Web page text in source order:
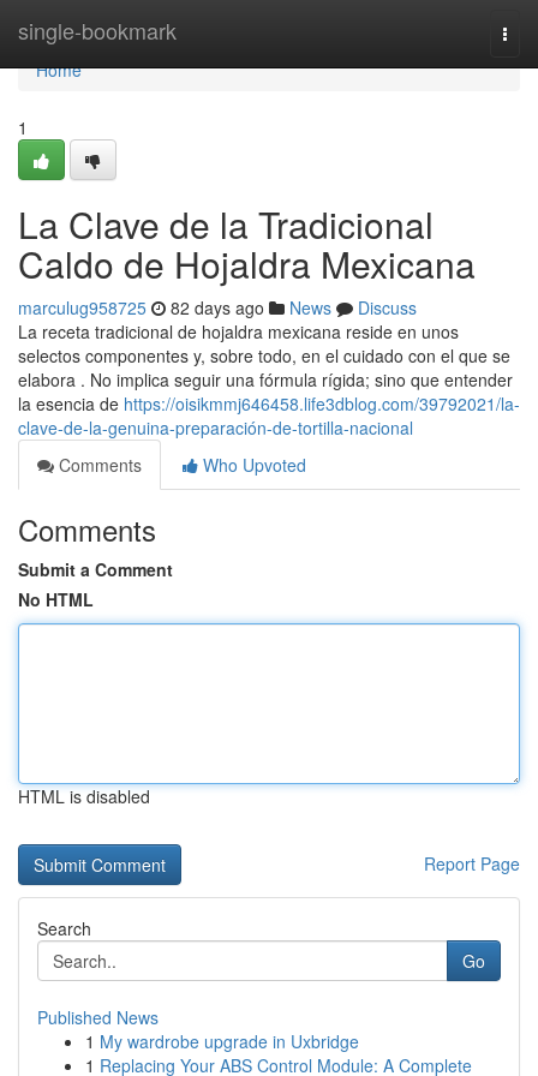
single-bookmark
Home
Home
1
La Clave de la Tradicional
Caldo de Hojaldra Mexicana
marculug958725 82 days ago News
Discuss
La receta tradicional de hojaldra mexicana reside en unos
selectos componentes y, sobre todo, en el cuidado con el que se
elabora . No implica seguir una fórmula rígida; sino que entender
la esencia de https://oisikmmj646458.life3dblog.com/39792021/la-
clave-de-la-genuina-preparación-de-tortilla-nacional
Comments
Who Upvoted
Comments
Submit a Comment
No HTML
HTML is disabled
Report Page
Search
Go
Published News
1 My wardrobe upgrade in Uxbridge
1 Replacing Your ABS Control Module: A Complete